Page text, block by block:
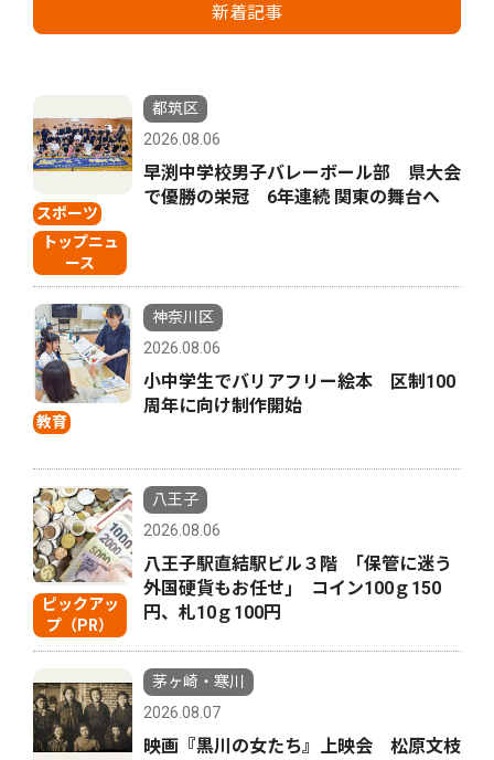
新着記事
スポーツ
トップニュ
ース
都筑区
2026.08.06
早渕中学校男子バレーボール部 県大会
で優勝の栄冠 6年連続 関東の舞台へ
教育
神奈川区
2026.08.06
小中学生でバリアフリー絵本 区制100
周年に向け制作開始
ピックアッ
プ（PR）
八王子
2026.08.06
八王子駅直結駅ビル３階 ｢保管に迷う
外国硬貨もお任せ｣ コイン100ｇ150
円、札10ｇ100円
茅ヶ崎・寒川
2026.08.07
映画『黒川の女たち』上映会 松原文枝